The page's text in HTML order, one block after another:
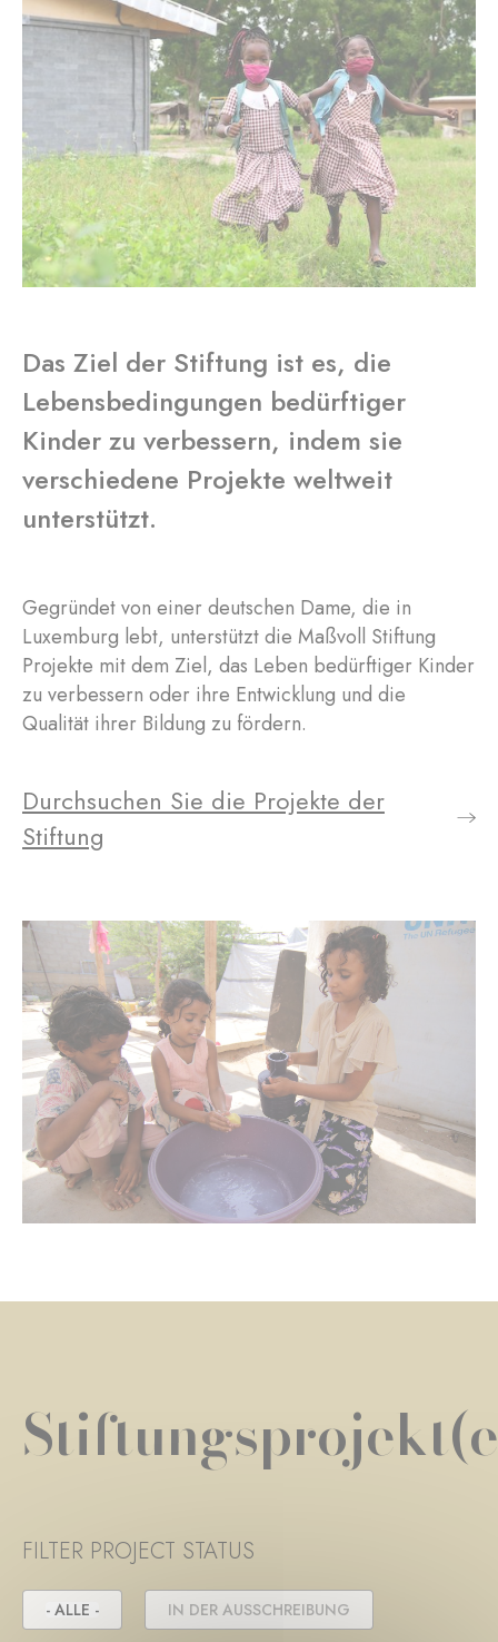
Das Ziel der Stiftung ist es, die
Lebensbedingungen bedürftiger
Kinder zu verbessern, indem sie
verschiedene Projekte weltweit
unterstützt.
Gegründet von einer deutschen Dame, die in
Luxemburg lebt, unterstützt die Maßvoll Stiftung
Projekte mit dem Ziel, das Leben bedürftiger Kinder
zu verbessern oder ihre Entwicklung und die
Qualität ihrer Bildung zu fördern.
Durchsuchen Sie die Projekte der
Stiftung
FILTER PROJECT STATUS
- ALLE - IN DER AUSSCHREIBUNG